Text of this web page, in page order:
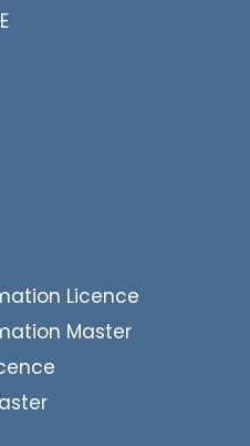
Licence
Master